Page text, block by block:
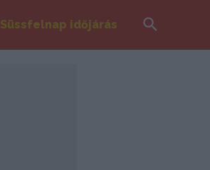
Süssfelnap időjárás Search